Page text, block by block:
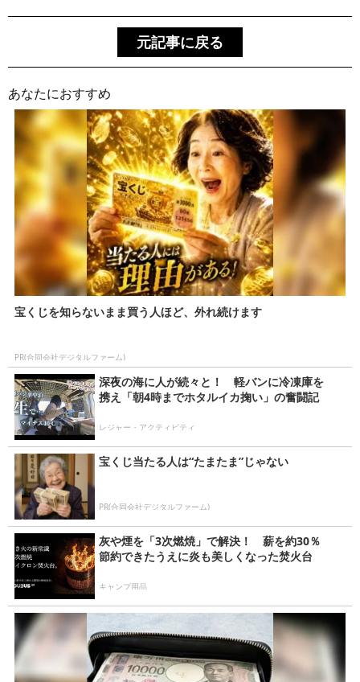
元記事に戻る
あなたにおすすめ
宝くじを知らないまま買う人ほど、外れ続けます
PR(合同会社デジタルファーム)
深夜の海に人が続々と！ 軽バンに冷凍庫を
携え「朝4時までホタルイカ掬い」の奮闘記
レジャー・アクティビティ
宝くじ当たる人は“たまたま”じゃない
PR(合同会社デジタルファーム)
灰や煙を「3次燃焼」で解決！ 薪を約30％
節約できたうえに炎も美しくなった焚火台
キャンプ用品